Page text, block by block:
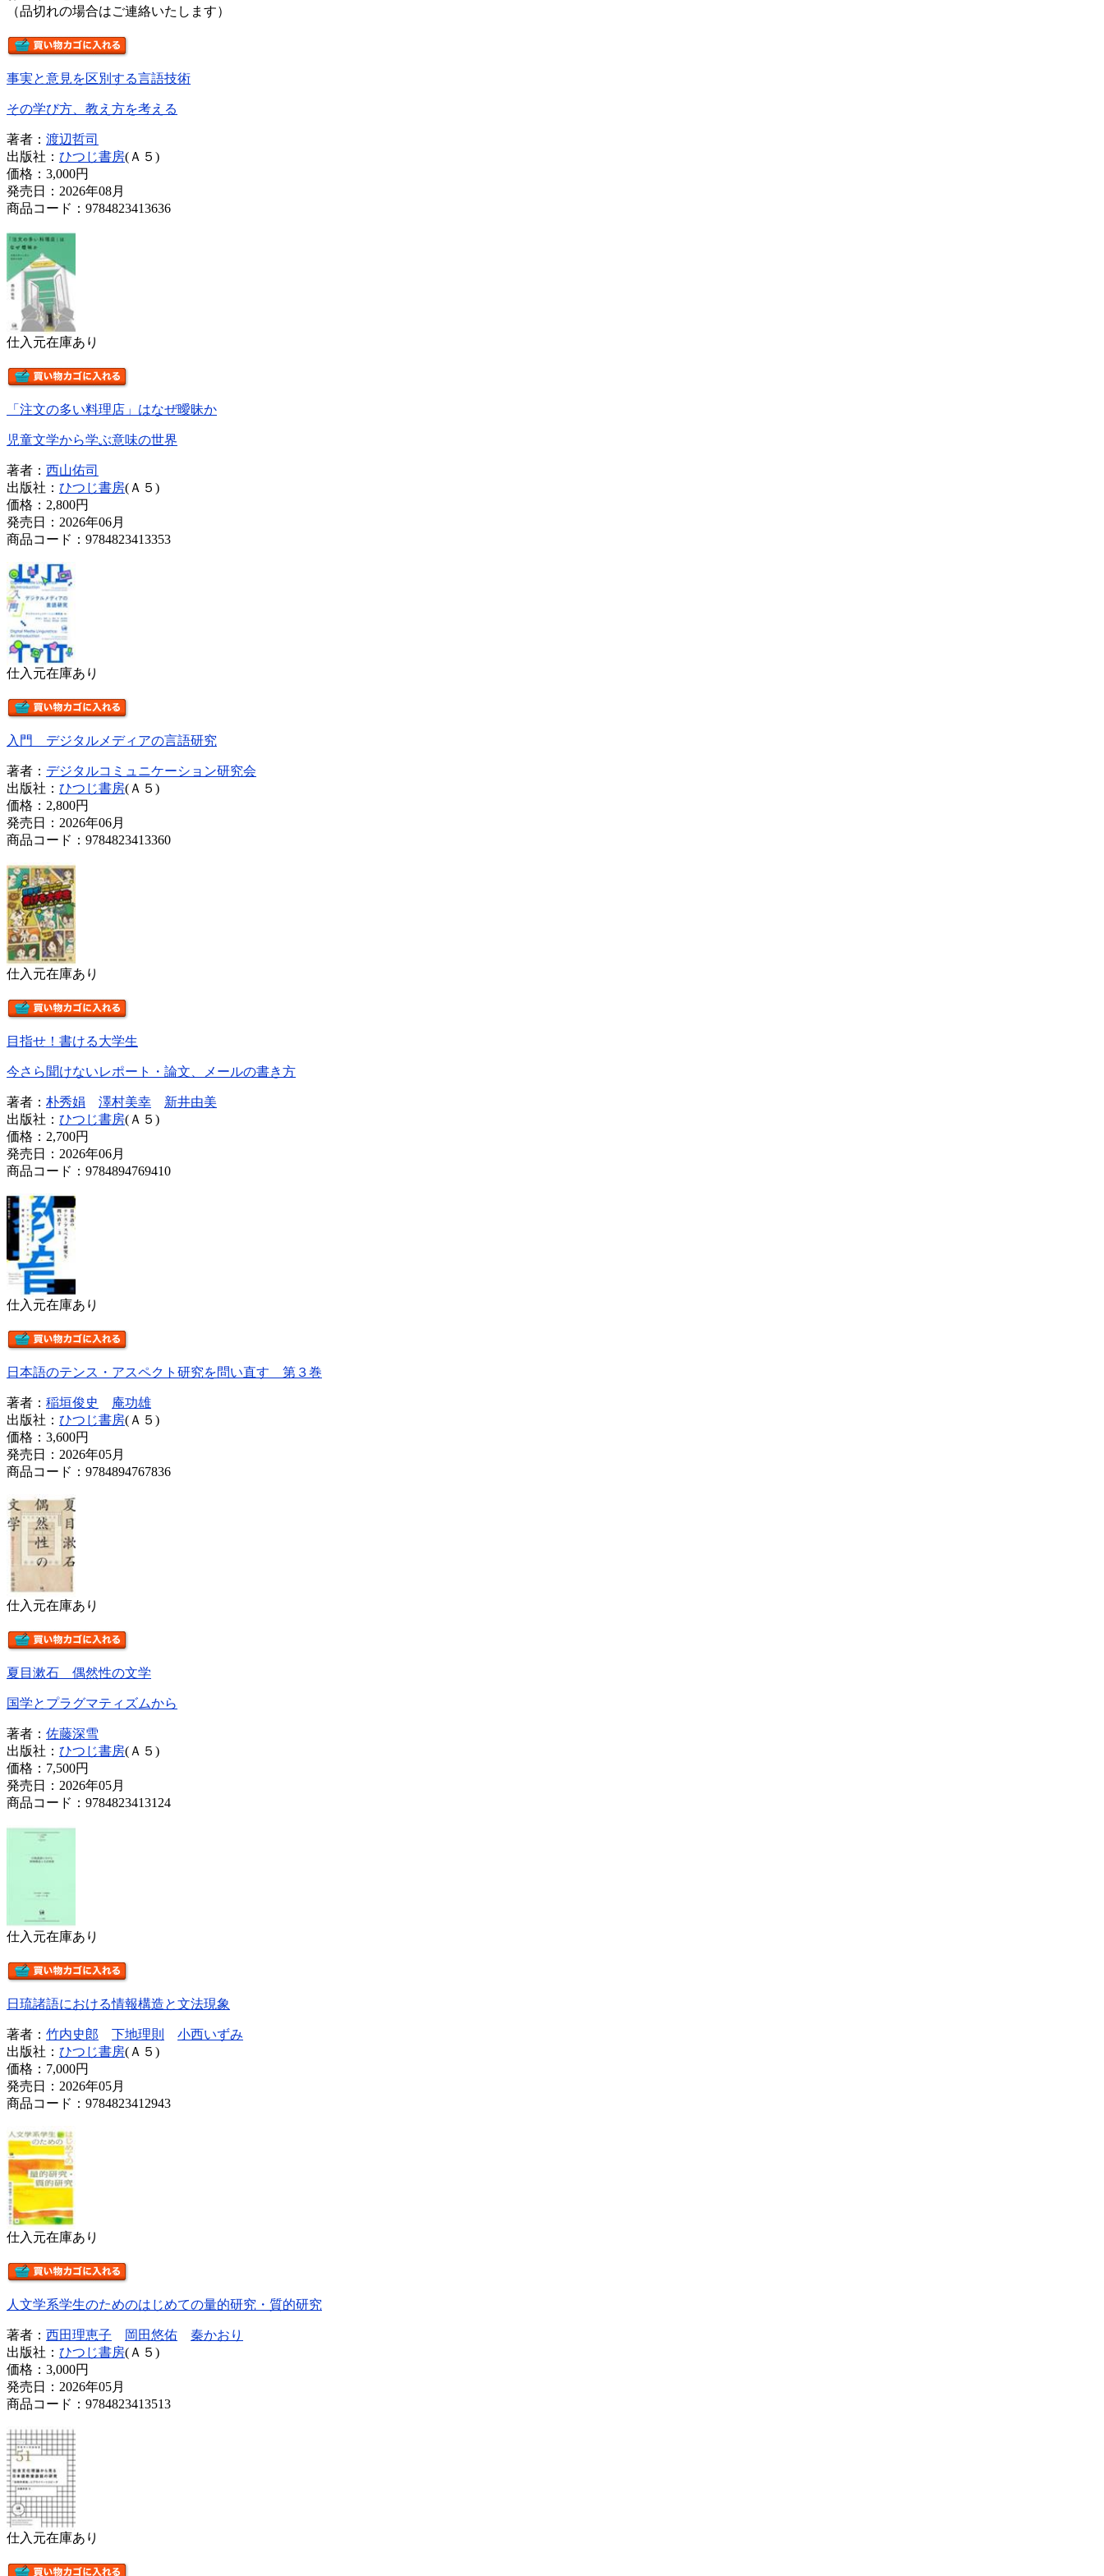
（品切れの場合はご連絡いたします）
事実と意見を区別する言語技術
その学び方、教え方を考える
著者： 渡辺哲司
出版社： ひつじ書房(Ａ５)
価格： 3,000円
発売日：2026年08月
商品コード：9784823413636
仕入元在庫あり
「注文の多い料理店」はなぜ曖昧か
児童文学から学ぶ意味の世界
著者： 西山佑司
出版社： ひつじ書房(Ａ５)
価格： 2,800円
発売日：2026年06月
商品コード：9784823413353
仕入元在庫あり
入門 デジタルメディアの言語研究
著者： デジタルコミュニケーション研究会
出版社： ひつじ書房(Ａ５)
価格： 2,800円
発売日：2026年06月
商品コード：9784823413360
仕入元在庫あり
目指せ！書ける大学生
今さら聞けないレポート・論文、メールの書き方
著者： 朴秀娟 澤村美幸
新井由美
出版社： ひつじ書房(Ａ５)
価格： 2,700円
発売日：2026年06月
商品コード：9784894769410
仕入元在庫あり
日本語のテンス・アスペクト研究を問い直す 第３巻
著者： 稲垣俊史
庵功雄
出版社： ひつじ書房(Ａ５)
価格： 3,600円
発売日：2026年05月
商品コード：9784894767836
仕入元在庫あり
夏目漱石 偶然性の文学
国学とプラグマティズムから
著者： 佐藤深雪
出版社： ひつじ書房(Ａ５)
価格： 7,500円
発売日：2026年05月
商品コード：9784823413124
仕入元在庫あり
日琉諸語における情報構造と文法現象
著者： 竹内史郎 下地理則
小西いずみ
出版社： ひつじ書房(Ａ５)
価格： 7,000円
発売日：2026年05月
商品コード：9784823412943
仕入元在庫あり
人文学系学生のためのはじめての量的研究・質的研究
著者： 西田理恵子 岡田悠佑
秦かおり
出版社： ひつじ書房(Ａ５)
価格： 3,000円
発売日：2026年05月
商品コード：9784823413513
仕入元在庫あり